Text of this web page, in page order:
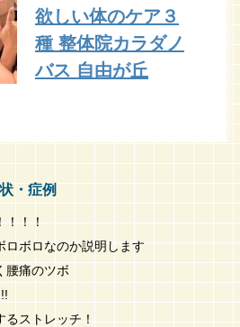
欲しい体のケア３
種 整体院カラダノ
バス 自由が丘
・症例
！！！
ロボロなのか説明します
腰痛のツボ
るストレッチ！